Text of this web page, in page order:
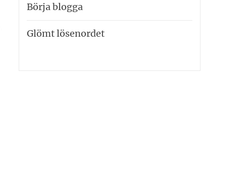
Börja blogga
Glömt lösenordet